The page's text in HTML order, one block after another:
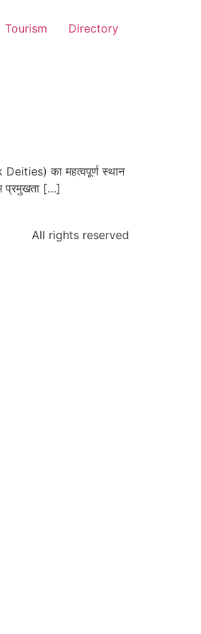
Tourism Directory
का महत्वपूर्ण स्थान
प्रमुखता […]
All rights reserved